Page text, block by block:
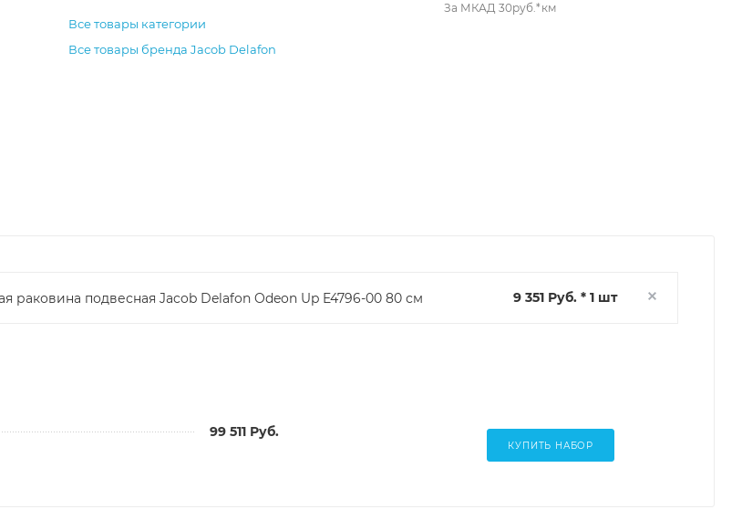
Все товары категории
Все товары бренда Jacob Delafon
За МКАД 30руб.*км
раковина подвесная Jacob Delafon Odeon Up E4796-00 80 см 9 351 Руб. * 1 шт
99 511 Руб.
КУПИТЬ НАБОР